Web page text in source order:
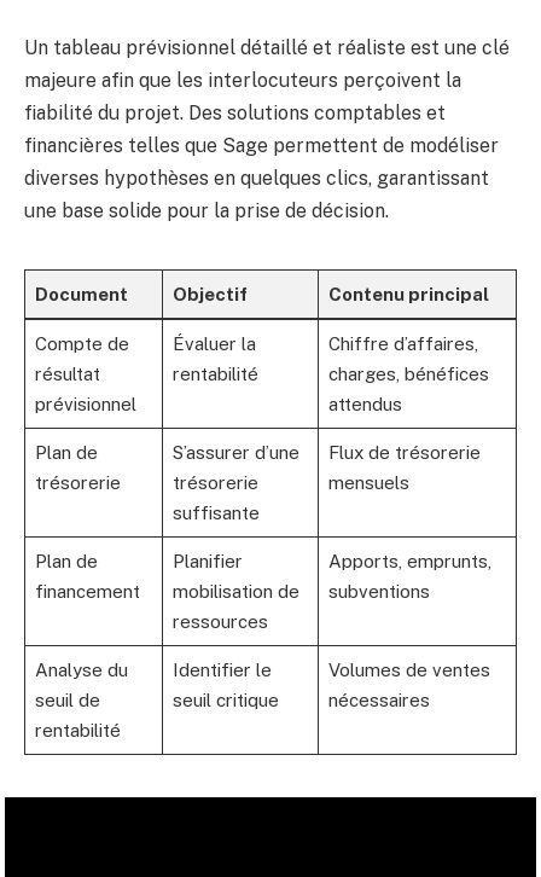
Un tableau prévisionnel détaillé et réaliste est une clé
majeure afin que les interlocuteurs perçoivent la
fiabilité du projet. Des solutions comptables et
financières telles que Sage permettent de modéliser
diverses hypothèses en quelques clics, garantissant
une base solide pour la prise de décision.
Document Objectif Contenu principal
Compte de
résultat
prévisionnel
Évaluer la
rentabilité
Chiffre d’affaires,
charges, bénéfices
attendus
Plan de
trésorerie
S’assurer d’une
trésorerie
suffisante
Flux de trésorerie
mensuels
Plan de
financement
Planifier
mobilisation de
ressources
Apports, emprunts,
subventions
Analyse du
seuil de
rentabilité
Identifier le
seuil critique
Volumes de ventes
nécessaires